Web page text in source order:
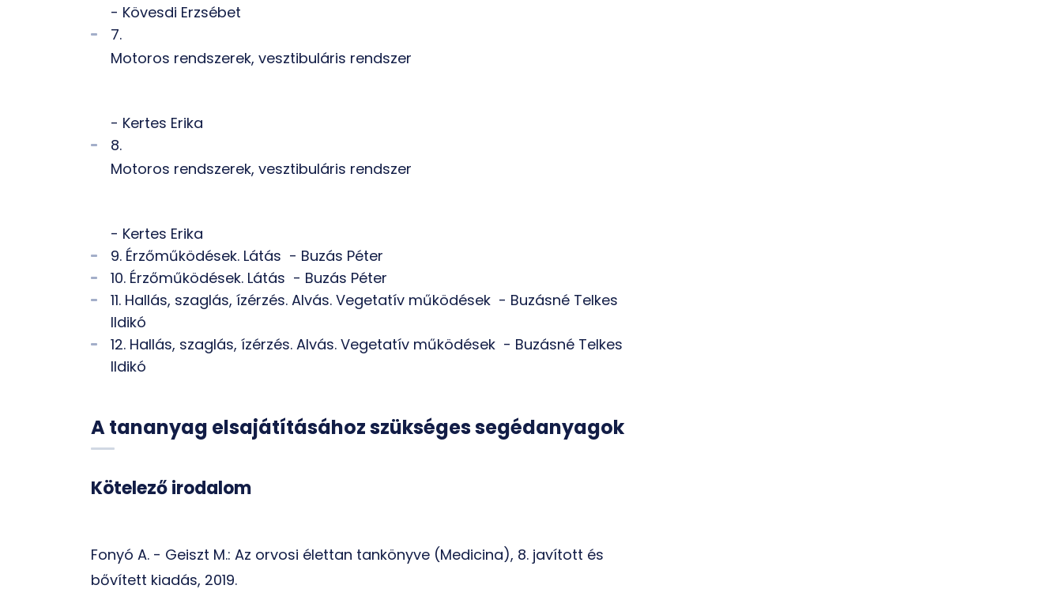
- Kövesdi Erzsébet
7.
Motoros rendszerek, vesztibuláris rendszer
- Kertes Erika
8.
Motoros rendszerek, vesztibuláris rendszer
- Kertes Erika
9. Érzőműködések. Látás - Buzás Péter
10. Érzőműködések. Látás - Buzás Péter
11. Hallás, szaglás, ízérzés. Alvás. Vegetatív működések - Buzásné Telkes
Ildikó
12. Hallás, szaglás, ízérzés. Alvás. Vegetatív működések - Buzásné Telkes
Ildikó
A tananyag elsajátításához szükséges segédanyagok
Kötelező irodalom
Fonyó A. - Geiszt M.: Az orvosi élettan tankönyve (Medicina), 8. javított és
bővített kiadás, 2019.